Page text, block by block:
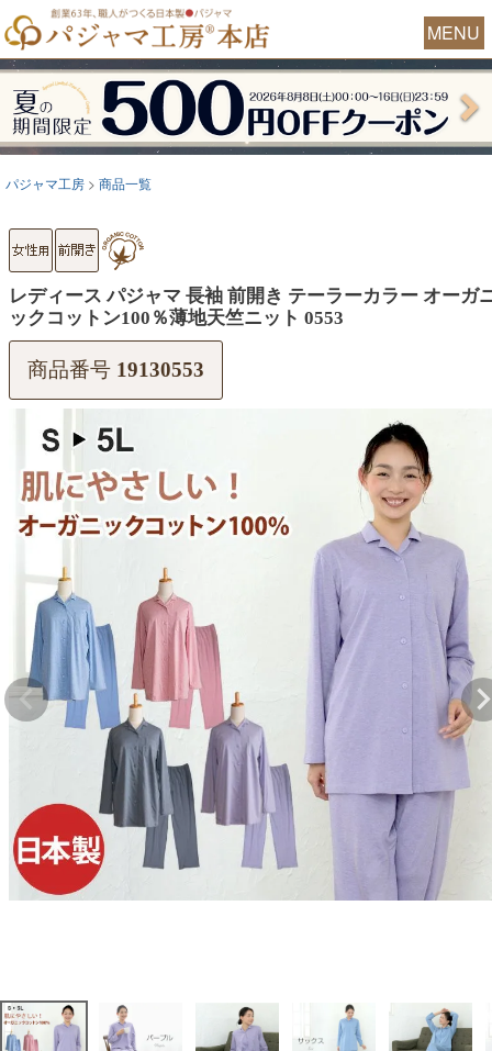
MENU
パジャマ工房 商品一覧
レディース パジャマ 長袖 前開き テーラーカラー オーガ
ックコットン100％薄地天竺ニット 0553
商品番号 19130553